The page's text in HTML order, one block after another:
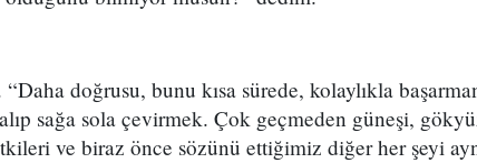
doğrusu, bunu kısa sürede, kolaylıkla
sağa sola çevirmek. Çok geçmeden güneşi,
ve biraz önce sözünü ettiğimiz diğer her şeyi